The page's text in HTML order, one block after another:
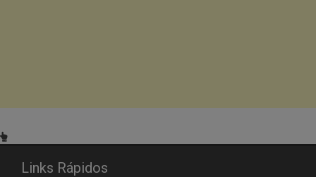
Links Rápidos